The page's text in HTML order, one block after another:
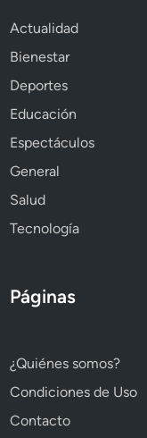
Actualidad
Bienestar
Deportes
Educación
Espectáculos
General
Salud
Tecnología
Páginas
¿Quiénes somos?
Condiciones de Uso
Contacto